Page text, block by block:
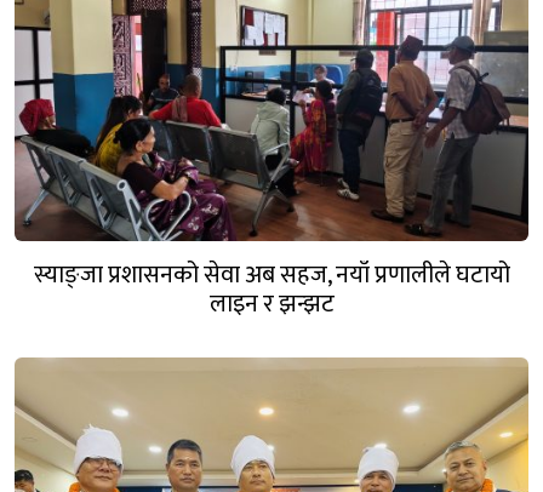
स्याङ्जा प्रशासनको सेवा अब सहज, नयाँ प्रणालीले घटायो
लाइन र झन्झट